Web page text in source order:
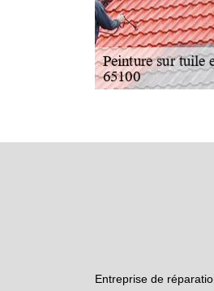
Entreprise de